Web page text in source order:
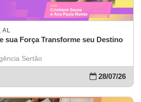
AL
sua Força Transforme seu Destino
Sertão
28/07/26